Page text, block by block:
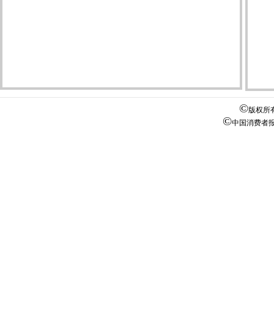
©版权所
©中国消费者